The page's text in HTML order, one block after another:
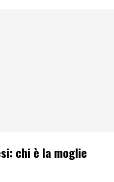
chi è la moglie